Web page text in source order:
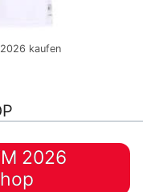
kaufen
2026